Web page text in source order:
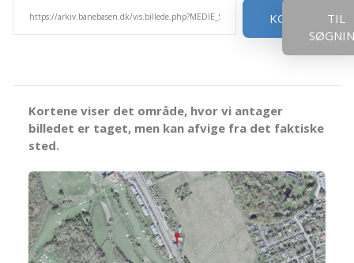
KOPIER
TIL
Kortene viser det område, hvor vi antager
billedet er taget, men kan afvige fra det faktiske
sted.